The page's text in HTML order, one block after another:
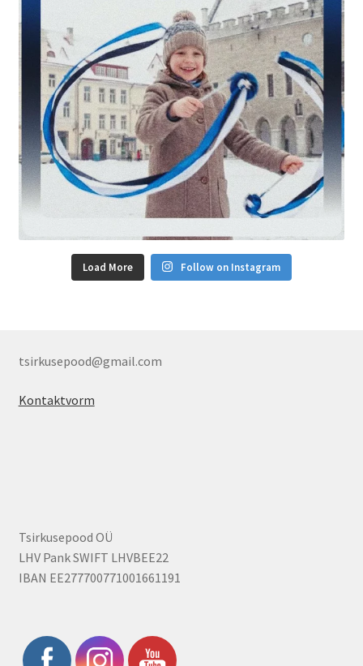
Load More Follow on Instagram
tsirkusepood@gmail.com
Kontaktvorm
Tsirkusepood OÜ
LHV Pank SWIFT LHVBEE22
IBAN EE277700771001661191